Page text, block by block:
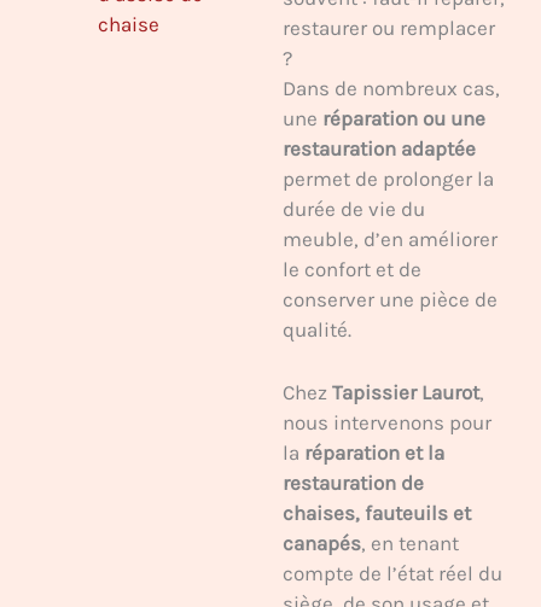
chaise
restaurer ou remplacer
?
Dans de nombreux cas,
une réparation ou une
restauration adaptée
permet de prolonger la
durée de vie du
meuble, d’en améliorer
le confort et de
conserver une pièce de
qualité.
Chez Tapissier Laurot,
nous intervenons pour
la réparation et la
restauration de
chaises, fauteuils et
canapés, en tenant
compte de l’état réel du